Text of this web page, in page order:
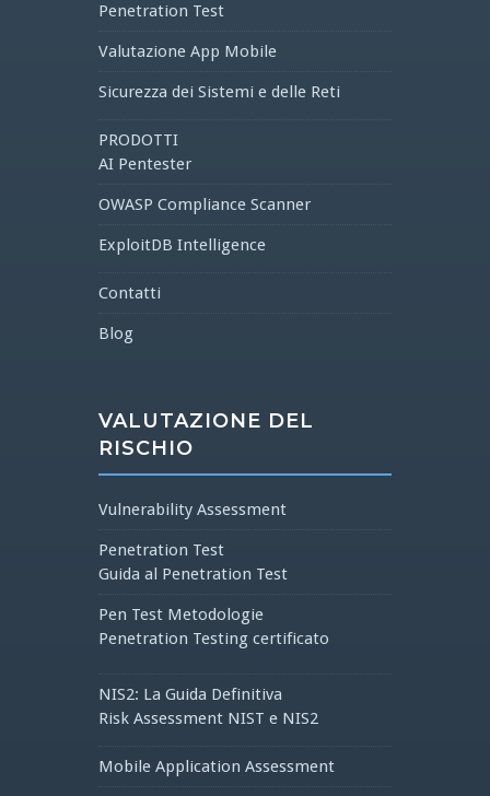
Penetration Test
Valutazione App Mobile
Sicurezza dei Sistemi e delle Reti
PRODOTTI
AI Pentester
OWASP Compliance Scanner
ExploitDB Intelligence
Contatti
Blog
VALUTAZIONE DEL
RISCHIO
Vulnerability Assessment
Penetration Test
Guida al Penetration Test
Pen Test Metodologie
Penetration Testing certificato
NIS2: La Guida Definitiva
Risk Assessment NIST e NIS2
Mobile Application Assessment